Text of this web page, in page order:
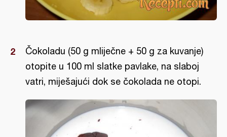
Čokoladu (50 g mliječne + 50 g za kuvanje)
otopite u 100 ml slatke pavlake, na slaboj
vatri, miješajući dok se čokolada ne otopi.